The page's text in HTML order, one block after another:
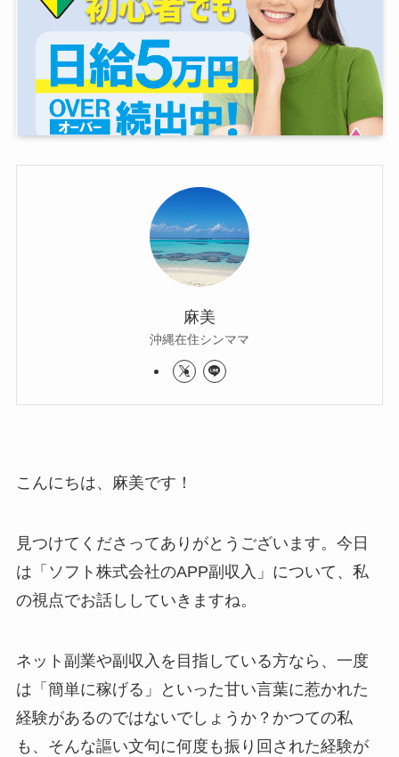
麻美
沖縄在住シンママ
こんにちは、麻美です！
見つけてくださってありがとうございます。今日
は「ソフト株式会社のAPP副収入」について、私
の視点でお話ししていきますね。
ネット副業や副収入を目指している方なら、一度
は「簡単に稼げる」といった甘い言葉に惹かれた
経験があるのではないでしょうか？かつての私
も、そんな謳い文句に何度も振り回された経験が